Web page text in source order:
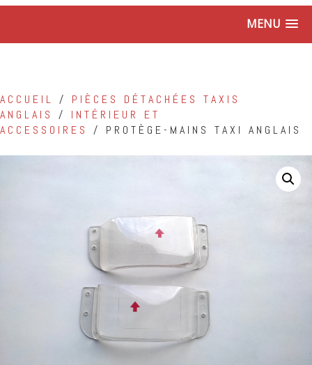
MENU
ACCUEIL / PIÈCES DÉTACHÉES TAXIS
ANGLAIS
/ INTÉRIEUR ET
ACCESSOIRES
/ PROTÈGE-MAINS TAXI ANGLAIS